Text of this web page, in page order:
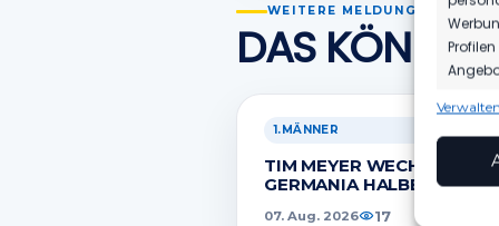
WEITERE MELDUNGEN
DAS KÖNNTE
1.MÄNNER
TIM MEYER WECHSELT ZU
GERMANIA HALBERSTADT
07. Aug. 2026 17